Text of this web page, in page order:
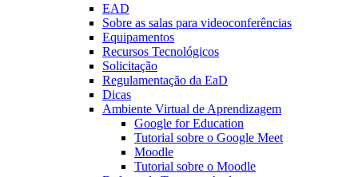
EAD
Sobre as salas para videoconferências
Equipamentos
Recursos Tecnológicos
Solicitação
Regulamentação da EaD
Dicas
Ambiente Virtual de Aprendizagem
Google for Education
Tutorial sobre o Google Meet
Moodle
Tutorial sobre o Moodle